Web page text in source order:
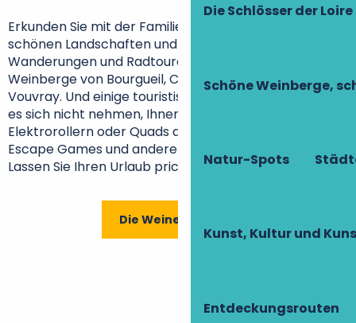
Die Schlösser der Loire
Schöne Weinberge,
Natur-Spots
Kunst, Kultur und
Entdeckungsrouten
Erkunden Sie mit der Familie oder mit Freunden die
schönen Landschaften und Weingüter der Touraine.
Wanderungen und Radtouren führen durch die
Weinberge von Bourgueil, Chinon, Montlouis oder
Vouvray. Und einige touristische Weinkellereien lassen
es sich nicht nehmen, Ihnen eine Fahrt mit
Elektrorollern oder Quads anzubieten, aber auch
Escape Games und andere Themenweinproben.
Lassen Sie Ihren Urlaub prickeln!
Die Weine der Loire
Top 10 der zu besuchenden Weinkeller und